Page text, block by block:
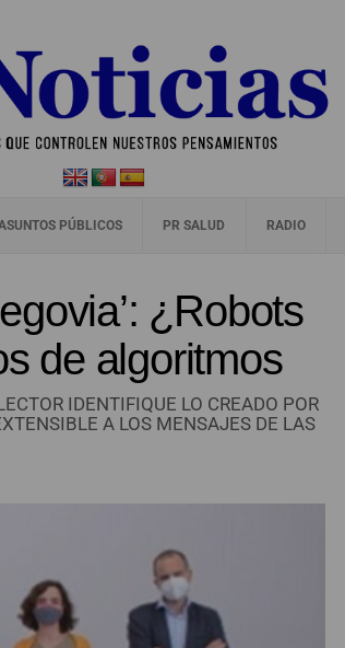
PÚBLICOS PR SALUD RADIO
¿Robots
de algoritmos
IDENTIFIQUE LO CREADO POR
A LOS MENSAJES DE LAS